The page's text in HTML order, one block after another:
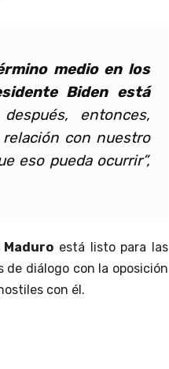
medio en los
Biden está
entonces,
con nuestro
eso pueda ocurrir”,
Maduro está listo para las
de diálogo con la oposición
con él.